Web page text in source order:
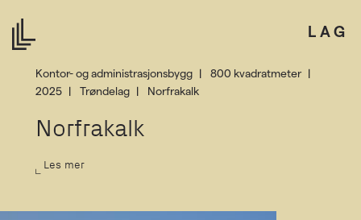
LAG
Kontor- og administrasjonsbygg
800 kvadratmeter
2025
Trøndelag Norfrakalk
Norfrakalk
Les mer